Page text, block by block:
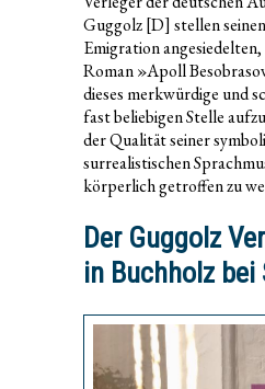
Guggolz [D] stellen
Emigration
Roman »Apoll
dieses merkwürdige und
fast beliebigen Stelle
der Qualität seiner
surrealistischen
körperlich getroffen zu
Der Guggolz
in Buchholz bei